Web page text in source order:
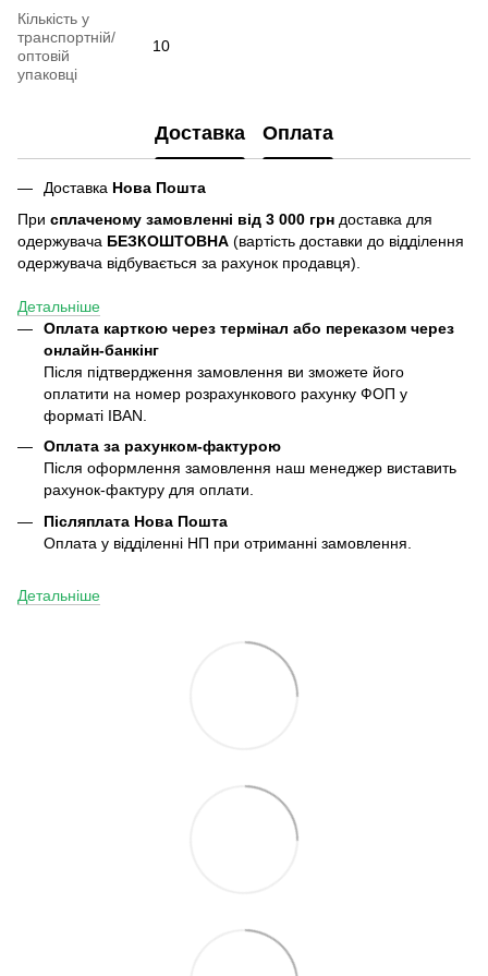
Кількість у
транспортній/
оптовій
упаковці
10
Доставка Оплата
Доставка Нова Пошта
При сплаченому замовленні від 3 000 грн доставка для
одержувача БЕЗКОШТОВНА (вартість доставки до відділення
одержувача відбувається за рахунок продавця).
Детальніше
Оплата карткою через термінал або переказом через
онлайн-банкінг
Після підтвердження замовлення ви зможете його
оплатити на номер розрахункового рахунку ФОП у
форматі IBAN.
Оплата за рахунком-фактурою
Після оформлення замовлення наш менеджер виставить
рахунок-фактуру для оплати.
Післяплата Нова Пошта
Оплата у відділенні НП при отриманні замовлення.
Детальніше